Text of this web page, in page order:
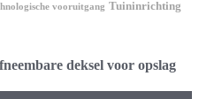
vooruitgang Tuininrichting
deksel voor opslag